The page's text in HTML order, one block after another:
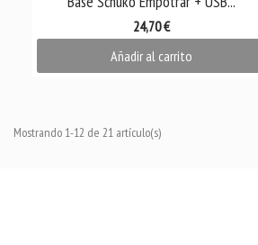
24,70 €
Añadir al carrito
Mostrando 1-12 de 21 artículo(s)